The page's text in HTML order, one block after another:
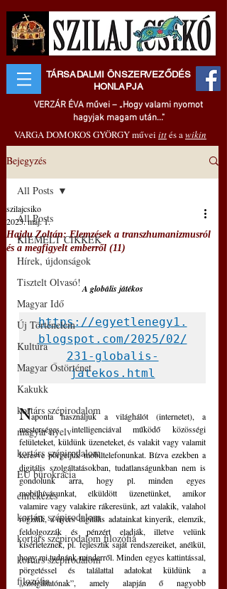
TÁRSADALMI ÖNSZERVEZŐDÉS
HONLAPJA
VERZÁR ÉVA művei – „Hogy valami nyomot
hagyjak magam után..."
VARGA DOMOKOS GYÖRGY művei ittés awikin
Bejegyzés
All Posts
KIEMELT CIKKEK
Hírek, újdonságok
Tisztelt Olvasó!
Magyar Idő
Új Történelem
Kultúra
Magyar Őstörténet
Kakukk
kortárs szépirodalom
magyar nyelv
kortárs szépirodalom
EU bürokrácia
emlékezés
kortárs szépirodalom
kortárs szépirodalom filozófia
kortárs szépirodalom
filozófia
All Posts
Hajdu Zoltán: Elemzések a transzhumanizmusról
és a megfigyelt emberről (11)
szilajcsiko
2025. máj. 1.
A globális játékos
https://egyetlenegy1.
blogspot.com/2025/02/
231-globalis-
jatekos.html
Naponta használjuk a világhálót (internetet), a
mesterséges intelligenciával működő közösségi
felületeket, küldünk üzeneteket, és valakit vagy valamit
keresve pörgetjük mobiltelefonunkat. Bízva ezekben a
digitális szolgáltatásokban, tudatlanságunkban nem is
gondolunk arra, hogy pl. minden egyes
mobilhívásunkat, elküldött üzenetünket, amikor
valamire vagy valakire rákeresünk, azt valakik, valahol
rögzítik, a nyers digitális adatainkat kinyerik, elemzik,
feldolgozzák és pénzért eladják, illetve velünk
kísérleteznek, pl. fejlesztik saját rendszereiket, anélkül,
hogy mi tudnánk minderről. Minden egyes kattintással,
pörgetéssel és találattal adatokat küldünk a
„szolgáltatónak”, amely alapján ő nagyobb